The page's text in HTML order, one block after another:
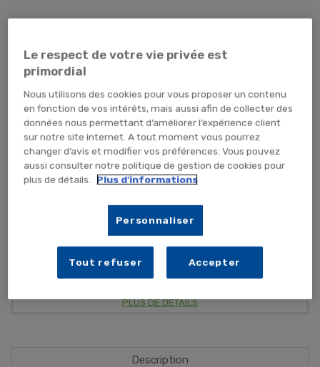
PIECE (x1
unité)
BOITE (x12
unités)
CARTON (x720
unités)
TEMPORAIREMENT EN RUPTURE
ME PRÉVENIR
Simple et rapide
Réutilisable
Incassable
PLUS DE DÉTAILS
Description
Le respect de votre vie privée est
primordial
Nous utilisons des cookies pour vous proposer un contenu
en fonction de vos intérêts, mais aussi afin de collecter des
données nous permettant d’améliorer l’expérience client
sur notre site internet. A tout moment vous pourrez
changer d’avis et modifier vos préférences. Vous pouvez
aussi consulter notre politique de gestion de cookies pour
plus de détails.
Plus d'informations
Personnaliser
Tout refuser Accepter